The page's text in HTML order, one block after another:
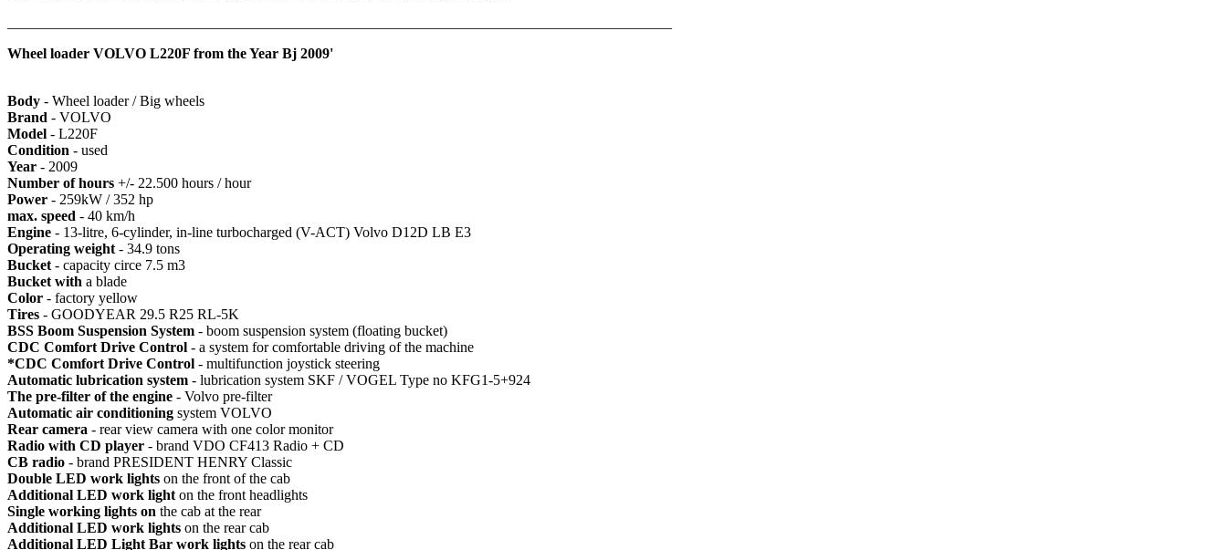
Wheel loader VOLVO L220F from the Year Bj 2009'
Body - Wheel loader / Big wheels
Brand - VOLVO
Model - L220F
Condition - used
Year - 2009
Number of hours +/- 22.500 hours / hour
Power - 259kW / 352 hp
max. speed - 40 km/h
Engine - 13-litre, 6-cylinder, in-line turbocharged (V-ACT) Volvo D12D LB E3
Operating weight - 34.9 tons
Bucket - capacity circe 7.5 m3
Bucket with a blade
Color - factory yellow
Tires - GOODYEAR 29.5 R25 RL-5K
BSS Boom Suspension System - boom suspension system (floating bucket)
CDC Comfort Drive Control - a system for comfortable driving of the machine
*CDC Comfort Drive Control - multifunction joystick steering
Automatic lubrication system - lubrication system SKF / VOGEL Type no KFG1-5+924
The pre-filter of the engine - Volvo pre-filter
Automatic air conditioning system VOLVO
Rear camera - rear view camera with one color monitor
Radio with CD player - brand VDO CF413 Radio + CD
CB radio - brand PRESIDENT HENRY Classic
Double LED work lights on the front of the cab
Additional LED work light on the front headlights
Single working lights on the cab at the rear
Additional LED work lights on the rear cab
Additional LED Light Bar work lights on the rear cab